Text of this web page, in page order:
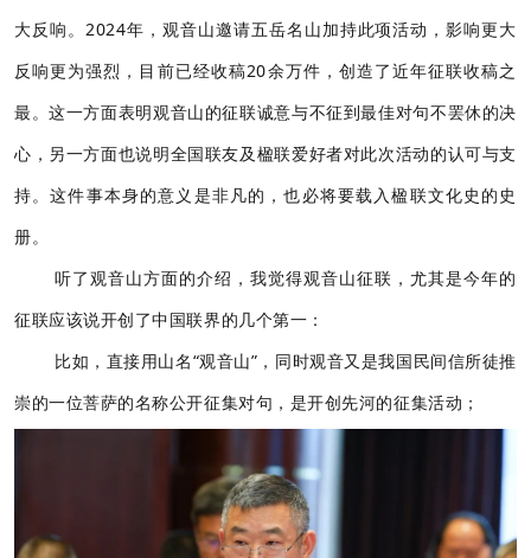
大反响。2024年，观音山邀请五岳名山加持此项活动，影响更大
反响更为强烈，目前已经收稿20余万件，创造了近年征联收稿之
最。这一方面表明观音山的征联诚意与不征到最佳对句不罢休的决
心，另一方面也说明全国联友及楹联爱好者对此次活动的认可与支
持。这件事本身的意义是非凡的，也必将要载入楹联文化史的史
册。
听了观音山方面的介绍，我觉得观音山征联，尤其是今年的
征联应该说开创了中国联界的几个第一：
比如，直接用山名“观音山”，同时观音又是我国民间信所徒推
崇的一位菩萨的名称公开征集对句，是开创先河的征集活动；